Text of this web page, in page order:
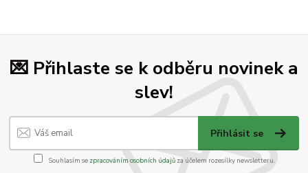
💌 Přihlaste se k odběru novinek a
slev!
Přihlásit se
Souhlasím se zpracováním osobních údajůza účelem rozesílky newsletteru.